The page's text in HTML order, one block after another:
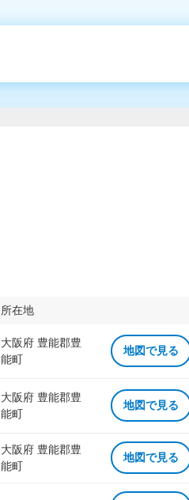
所在地
大阪府 豊能郡豊
能町
地図で見る
大阪府 豊能郡豊
能町
地図で見る
大阪府 豊能郡豊
能町
地図で見る